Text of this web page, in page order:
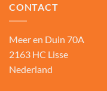
CONTACT
Meer en Duin 70A
2163 HC Lisse
Nederland